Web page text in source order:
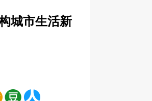
城市生活新
空 豆